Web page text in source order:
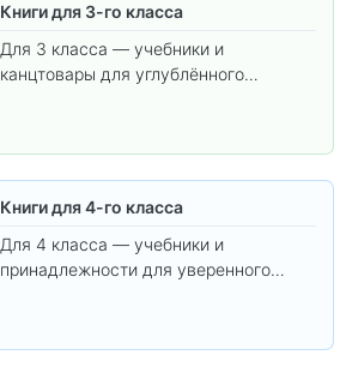
Книги для 3-го класса
Для 3 класса — учебники и
канцтовары для углублённого
Книги для 4-го класса
Для 4 класса — учебники и
принадлежности для уверенного